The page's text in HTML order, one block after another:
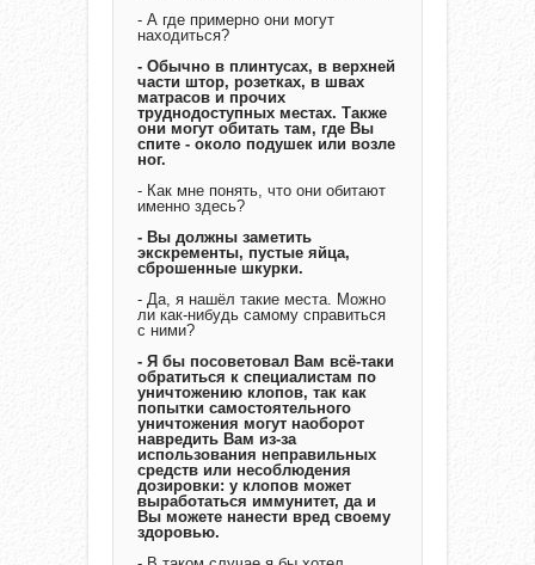
- А где примерно они могут
находиться?
- Обычно в плинтусах, в верхней
части штор, розетках, в швах
матрасов и прочих
труднодоступных местах. Также
они могут обитать там, где Вы
спите - около подушек или возле
ног.
- Как мне понять, что они обитают
именно здесь?
- Вы должны заметить
экскременты, пустые яйца,
сброшенные шкурки.
- Да, я нашёл такие места. Можно
ли как-нибудь самому справиться
с ними?
- Я бы посоветовал Вам всё-таки
обратиться к специалистам по
уничтожению клопов, так как
попытки самостоятельного
уничтожения могут наоборот
навредить Вам из-за
использования неправильных
средств или несоблюдения
дозировки: у клопов может
выработаться иммунитет, да и
Вы можете нанести вред своему
здоровью.